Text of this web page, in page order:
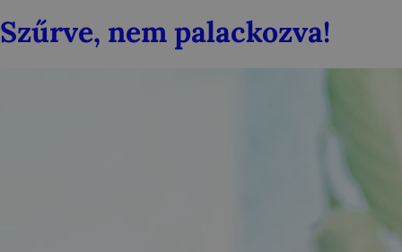
Szűrve, nem palackozva!